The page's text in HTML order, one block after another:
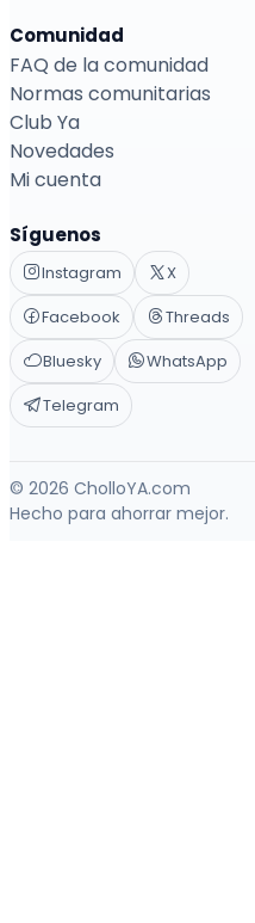
Comunidad
FAQ de la comunidad
Normas comunitarias
Club Ya
Novedades
Mi cuenta
Síguenos
Instagram
X
Facebook
Threads
Bluesky
WhatsApp
Telegram
© 2026 CholloYA.com
Hecho para ahorrar mejor.